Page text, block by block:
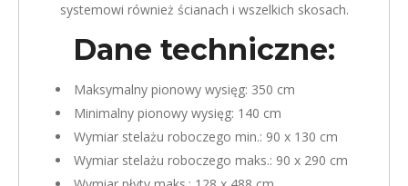
systemowi również ścianach i wszelkich skosach.
Dane techniczne:
Maksymalny pionowy wysięg: 350 cm
Minimalny pionowy wysięg: 140 cm
Wymiar stelażu roboczego min.: 90 x 130 cm
Wymiar stelażu roboczego maks.: 90 x 290 cm